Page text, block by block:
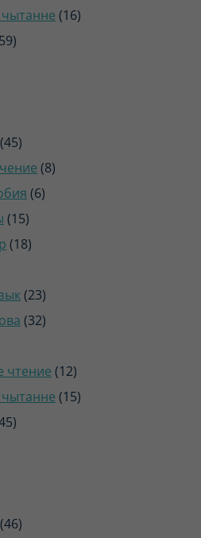
товаров
чытанне 1616
5959
4545
товаров
88
66
1515
товаров
1818
2323
товара
3232
чтение 1212
товаров
чытанне 1515
45
4646